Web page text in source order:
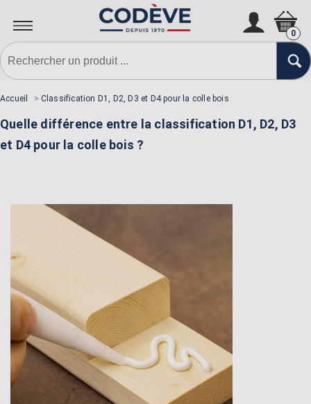
0
Accueil > Classification D1, D2, D3 et D4 pour la colle bois
Quelle différence entre la classification D1, D2, D3
et D4 pour la colle bois ?